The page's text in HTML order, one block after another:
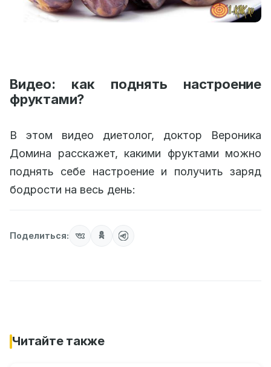
Видео: как поднять настроение
фруктами?
В этом видео диетолог, доктор Вероника
Домина расскажет, какими фруктами можно
поднять себе настроение и получить заряд
бодрости на весь день:
Поделиться:
Читайте также